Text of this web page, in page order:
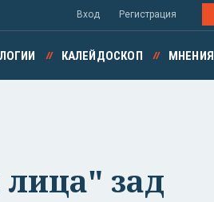
Вход Регистрация
КАЛЕЙДОСКОП МНЕНИЯ
зад